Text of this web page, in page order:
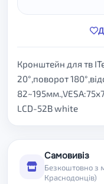
Кронштейн для тв
20°,поворот
LCD-52B white
Самовивіз
Безкоштовно з
Краснодонців)